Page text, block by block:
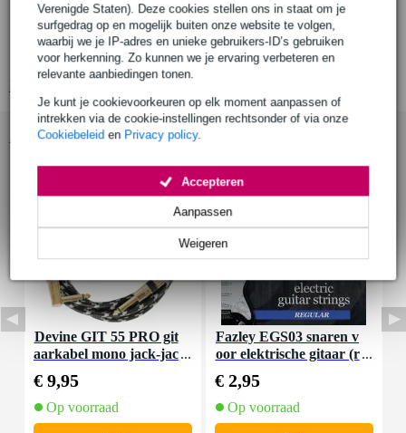
Verenigde Staten). Deze cookies stellen ons in staat om je
surfgedrag op en mogelijk buiten onze website te volgen,
waarbij we je IP-adres en unieke gebruikers-ID’s gebruiken
voor herkenning. Zo kunnen we je ervaring verbeteren en
relevante aanbiedingen tonen.
Je kunt je cookievoorkeuren op elk moment aanpassen of
intrekken via de cookie-instellingen rechtsonder of via onze
Cookiebeleid en Privacy policy.
Weigeren
Aanpassen
Accepteren
type effect: fixed wah
regelingen: volume, q zone, peak
ingang: 6.35 mm mono jack-kabel
Bekijk alle productspecificaties
Accessoires (19)
Devine GIT 55 PRO git
aarkabel mono jack-jac
€ 9,95
Op voorraad
Fazley EGS03 snaren v
oor elektrische gitaar (r
€ 2,95
Op voorraad